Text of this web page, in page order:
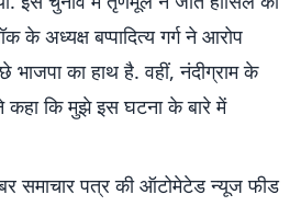
के अध्यक्ष बप्पादित्य गर्ग ने आरोप
का हाथ है. वहीं, नंदीग्राम के
कहा कि मुझे इस घटना के बारे में
समाचार पत्र की ऑटोमेटेड न्यूज फीड